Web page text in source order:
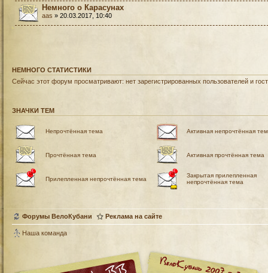
Немного о Карасунах
aas » 20.03.2017, 10:40
НЕМНОГО СТАТИСТИКИ
Сейчас этот форум просматривают: нет зарегистрированных пользователей и
ЗНАЧКИ ТЕМ
Непрочтённая тема Активная непрочтённая
Прочтённая тема Активная прочтённая тема
Прилепленная непрочтённая тема
Закрытая прилепленная
непрочтённая тема
Форумы ВелоКубани Реклама на сайте
Наша команда